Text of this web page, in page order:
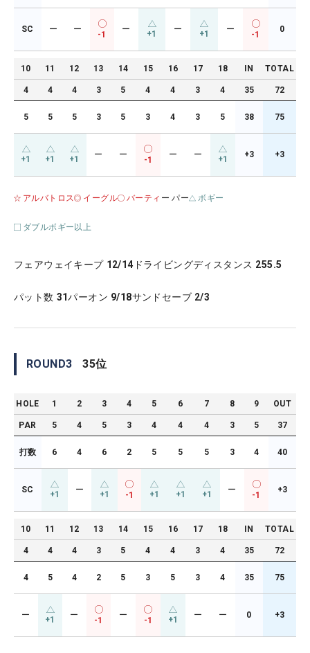
SC ー ー
-1
ー +1 ー +1 ー
-1
0
10 11 12 13 14 15 16 17 18 IN TOTAL
4 4 4 3 5 4 4 3 4 35 72
5 5 5 3 5 3 4 3 5 38 75
+1 +1 +1 ー ー
-1
ー ー +1 +3 +3
アルバトロス イーグル バーティ ー パー ボギー
ダブルボギー以上
フェアウェイキープ 12/14 ドライビングディスタンス 255.5
パット数 31パーオン 9/18サンドセーブ 2/3
ROUND3 35位
HOLE 1 2 3 4 5 6 7 8 9 OUT
PAR 5 4 5 3 4 4 4 3 5 37
打数 6 4 6 2 5 5 5 3 4 40
SC +1 ー +1 -1 +1 +1 +1 ー
-1
+3
10 11 12 13 14 15 16 17 18 IN TOTAL
4 4 4 3 5 4 4 3 4 35 72
4 5 4 2 5 3 5 3 4 35 75
ー +1 ー
-1
ー
-1 +1 ー ー 0 +3